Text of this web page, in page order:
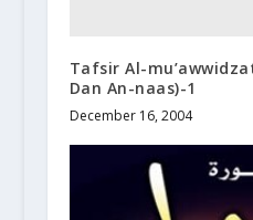
Tafsir Al-
Dan An-naas)-1
December 16, 2004